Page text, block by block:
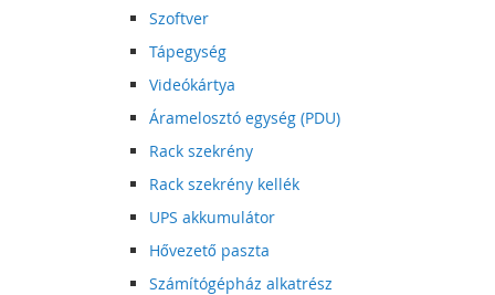
Szoftver
Tápegység
Videókártya
Áramelosztó egység (PDU)
Rack szekrény
Rack szekrény kellék
UPS akkumulátor
Hővezető paszta
Számítógépház alkatrész